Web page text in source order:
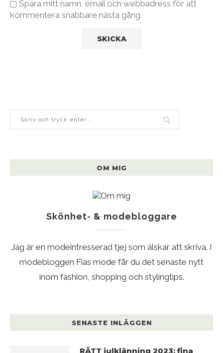
Spara mitt namn, email och webbadress för att
kommentera snabbare nästa gång.
OM MIG
Skönhet- & modebloggare
Jag är en modeintresserad tjej som älskar att skriva. I
modebloggen Fias mode får du det senaste nytt
inom fashion, shopping och stylingtips.
SENASTE INLÄGGEN
RÄTT julklänning 2023: fina